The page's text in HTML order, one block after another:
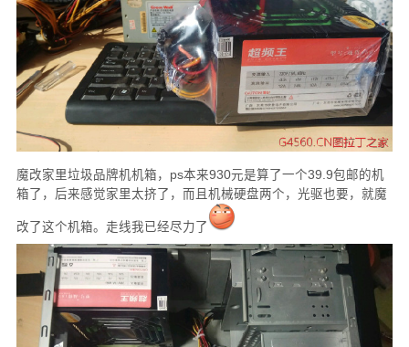
魔改家里垃圾品牌机机箱，ps本来930元是算了一个39.9包邮的机
箱了，后来感觉家里太挤了，而且机械硬盘两个，光驱也要，就魔
改了这个机箱。走线我已经尽力了